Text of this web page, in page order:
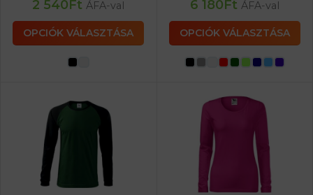
2 540Ft ÁFA-val
OPCIÓK VÁLASZTÁSA
6 180Ft ÁFA-val
OPCIÓK VÁLASZTÁSA